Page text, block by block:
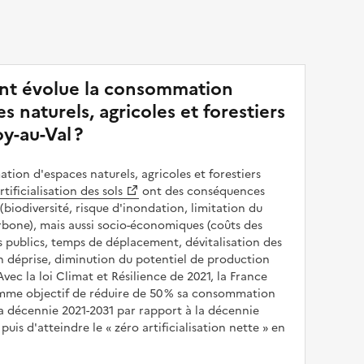
évolue la consommation
naturels, agricoles et forestiers
au-Val ?
d'espaces naturels, agricoles et forestiers
des sols
ont des conséquences
risque d'inondation, limitation du
mais aussi socio-économiques (coûts des
publics, temps de déplacement, dévitalisation des
déprise, diminution du potentiel de production
la loi Climat et Résilience de 2021, la France
objectif de réduire de 50 % sa consommation
décennie 2021-2031 par rapport à la décennie
d'atteindre le zéro artificialisation nette en